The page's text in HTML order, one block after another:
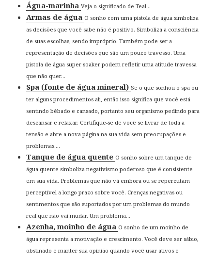
Água-marinhaVeja o significado de Teal...
Armas de água O sonho com uma pistola de água simboliza
as decisões que você sabe não é positivo. Simboliza a consciência
de suas escolhas, sendo impróprio. Também pode ser a
representação de decisões que são um pouco travesso. Uma
pistola de água super soaker podem refletir uma atitude travessa
que não quer...
Spa (fonte de água mineral)Se o que sonhou o spa ou
ter alguns procedimentos ali, então isso significa que você está
sentindo bêbado e cansado, portanto seu organismo pedindo para
descansar e relaxar. Certifique-se de você se livrar de toda a
tensão e abre a nova página na sua vida sem preocupações e
problemas....
Tanque de água quente O sonho sobre um tanque de
água quente simboliza negativismo poderoso que é consistente
em sua vida. Problemas que não vá embora ou se repercutam
perceptível a longo prazo sobre você. Crenças negativas ou
sentimentos que são suportados por um problemas do mundo
real que não vai mudar. Um problema...
Azenha, moinho de água O sonho de um moinho de
água representa a motivação e crescimento. Você deve ser sábio,
obstinado e manter sua opinião quando você usar ativos e